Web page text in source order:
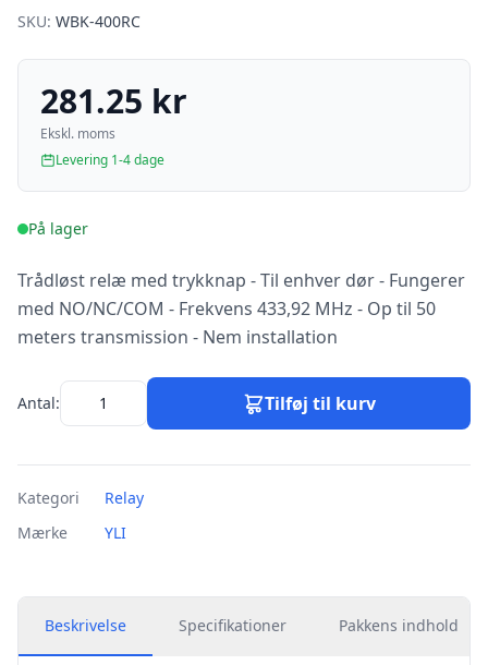
SKU: WBK-400RC
281.25 kr
Ekskl. moms
Levering 1-4 dage
På lager
Trådløst relæ med trykknap - Til enhver dør - Fungerer
med NO/NC/COM - Frekvens 433,92 MHz - Op til 50
meters transmission - Nem installation
Antal: Tilføj til kurv
Kategori
Relay
Mærke
YLI
Beskrivelse Specifikationer Pakkens indhold